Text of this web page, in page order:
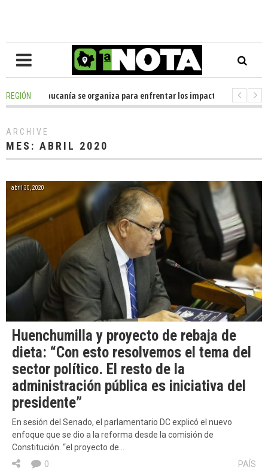
REGIÓN se organiza para enfrentar los impactos de la Megareforma en
ARCHIVE
MES: ABRIL 2020
abril 30, 2020
Huenchumilla y proyecto de rebaja de
dieta: “Con esto resolvemos el tema del
sector político. El resto de la
administración pública es iniciativa del
presidente”
En sesión del Senado, el parlamentario DC explicó el nuevo
enfoque que se dio a la reforma desde la comisión de
Constitución. “el proyecto de…
PAÍS
0